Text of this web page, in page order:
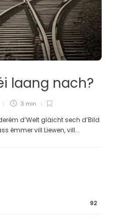
laang nach?
3 min
d’Welt gläicht sech d’Bild
ëmmer vill Liewen, vill...
92